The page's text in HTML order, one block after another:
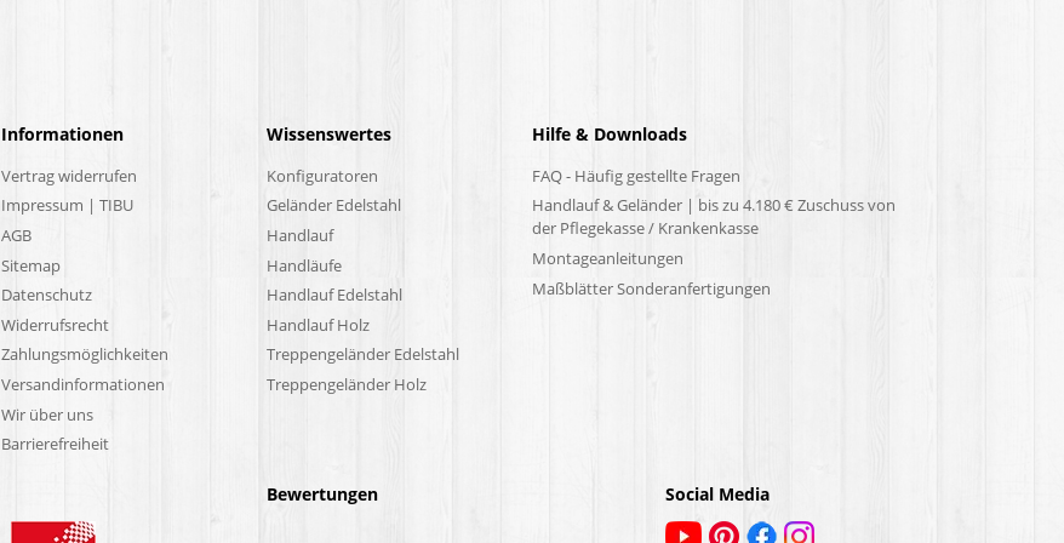
Informationen
Vertrag widerrufen
Impressum | TIBU
AGB
Sitemap
Datenschutz
Widerrufsrecht
Zahlungsmöglichkeiten
Versandinformationen
Wir über uns
Barrierefreiheit
Wissenswertes
Konfiguratoren
Geländer Edelstahl
Handlauf
Handläufe
Handlauf Edelstahl
Handlauf Holz
Treppengeländer Edelstahl
Treppengeländer Holz
Hilfe & Downloads
FAQ - Häufig gestellte Fragen
Handlauf & Geländer | bis zu 4.180 € Zuschuss von
der Pflegekasse / Krankenkasse
Montageanleitungen
Maßblätter Sonderanfertigungen
Bewertungen Social Media